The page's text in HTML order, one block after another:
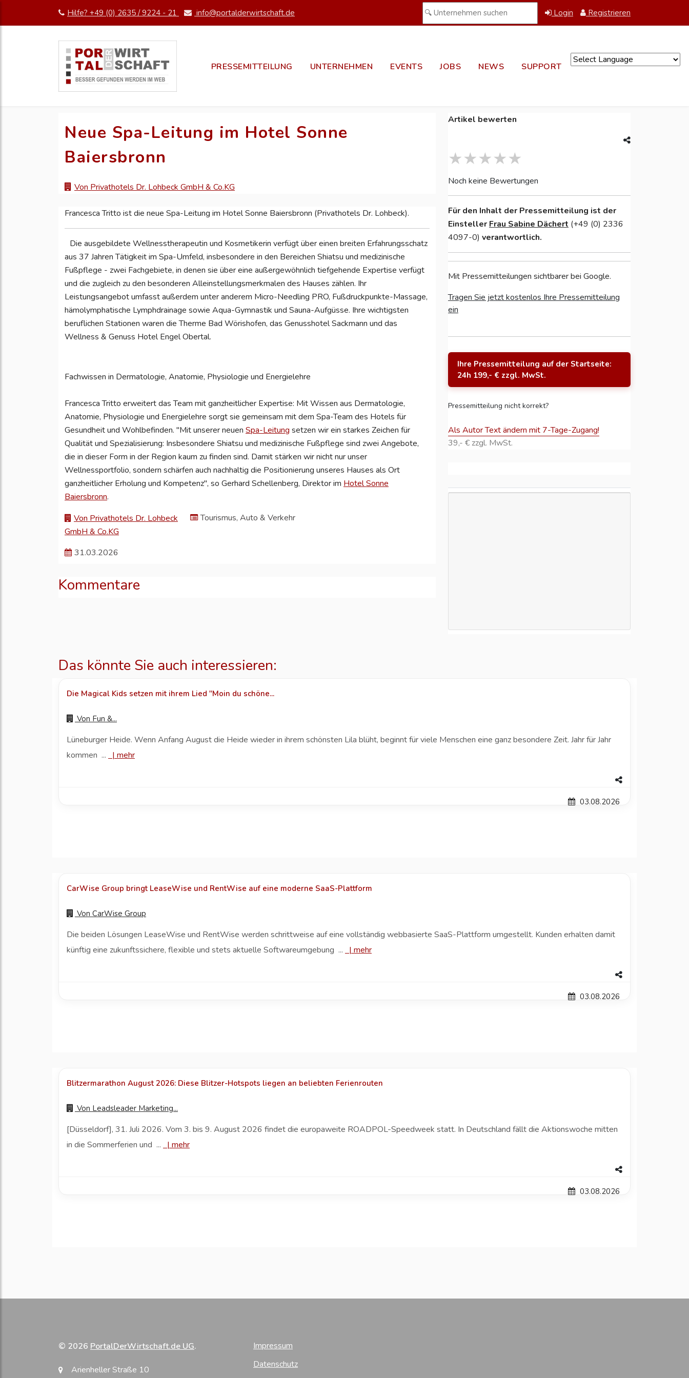
Hilfe? +49 (0) 2635 / 9224 - 21 info@portalderwirtschaft.de Login Registrieren
PRESSEMITTEILUNG UNTERNEHMEN EVENTS JOBS NEWS SUPPORT
Neue Spa-Leitung im Hotel Sonne
Baiersbronn
Von Privathotels Dr. Lohbeck GmbH & Co.KG
Francesca Tritto ist die neue Spa-Leitung im Hotel Sonne Baiersbronn (Privathotels Dr. Lohbeck).
Die ausgebildete Wellnesstherapeutin und Kosmetikerin verfügt über einen breiten Erfahrungsschatz
aus 37 Jahren Tätigkeit im Spa-Umfeld, insbesondere in den Bereichen Shiatsu und medizinische
Fußpflege - zwei Fachgebiete, in denen sie über eine außergewöhnlich tiefgehende Expertise verfügt
und die zugleich zu den besonderen Alleinstellungsmerkmalen des Hauses zählen. Ihr
Leistungsangebot umfasst außerdem unter anderem Micro-Needling PRO, Fußdruckpunkte-Massage,
hämolymphatische Lymphdrainage sowie Aqua-Gymnastik und Sauna-Aufgüsse. Ihre wichtigsten
beruflichen Stationen waren die Therme Bad Wörishofen, das Genusshotel Sackmann und das
Wellness & Genuss Hotel Engel Obertal.
Fachwissen in Dermatologie, Anatomie, Physiologie und Energielehre
Francesca Tritto erweitert das Team mit ganzheitlicher Expertise: Mit Wissen aus Dermatologie,
Anatomie, Physiologie und Energielehre sorgt sie gemeinsam mit dem Spa-Team des Hotels für
Gesundheit und Wohlbefinden. "Mit unserer neuen Spa-Leitung setzen wir ein starkes Zeichen für
Qualität und Spezialisierung: Insbesondere Shiatsu und medizinische Fußpflege sind zwei Angebote,
die in dieser Form in der Region kaum zu finden sind. Damit stärken wir nicht nur unser
Wellnessportfolio, sondern schärfen auch nachhaltig die Positionierung unseres Hauses als Ort
ganzheitlicher Erholung und Kompetenz", so Gerhard Schellenberg, Direktor im Hotel Sonne
Baiersbronn.
Von Privathotels Dr. Lohbeck
GmbH & Co.KG
Tourismus, Auto & Verkehr
31.03.2026
Kommentare
Artikel bewerten
Noch keine Bewertungen
Für den Inhalt der Pressemitteilung ist der
Einsteller Frau Sabine Dächert (+49 (0) 2336
4097-0) verantwortlich.
Mit Pressemitteilungen sichtbarer bei Google.
Tragen Sie jetzt kostenlos Ihre Pressemitteilung
ein
Ihre Pressemitteilung auf der Startseite:
24h 199,- € zzgl. MwSt.
Pressemitteilung nicht korrekt?
Als Autor Text ändern mit 7-Tage-Zugang!
39,- € zzgl. MwSt.
Das könnte Sie auch interessieren:
Die Magical Kids setzen mit ihrem Lied "Moin du schöne...
Von Fun &...
Lüneburger Heide. Wenn Anfang August die Heide wieder in ihrem schönsten Lila blüht, beginnt für viele Menschen eine ganz besondere Zeit. Jahr für Jahr
kommen ...
| mehr
03.08.2026
CarWise Group bringt LeaseWise und RentWise auf eine moderne SaaS-Plattform
Von CarWise Group
Die beiden Lösungen LeaseWise und RentWise werden schrittweise auf eine vollständig webbasierte SaaS-Plattform umgestellt. Kunden erhalten damit
künftig eine zukunftssichere, flexible und stets aktuelle Softwareumgebung ...
| mehr
03.08.2026
Blitzermarathon August 2026: Diese Blitzer-Hotspots liegen an beliebten Ferienrouten
Von Leadsleader Marketing...
[Düsseldorf], 31. Juli 2026. Vom 3. bis 9. August 2026 findet die europaweite ROADPOL-Speedweek statt. In Deutschland fällt die Aktionswoche mitten
in die Sommerferien und ...
| mehr
03.08.2026
© 2026 PortalDerWirtschaft.de UG.
Arienheller Straße 10
Impressum
Datenschutz